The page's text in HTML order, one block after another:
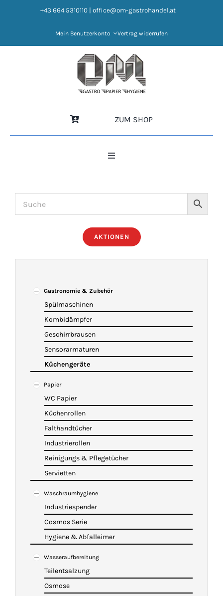
+43 664 5310110 office@om-gastrohandel.at
Mein Benutzerkonto Vertrag widerrufen
ZUM SHOP
Toggle
NEWS
WARENKORB
AKTIONEN
Gastronomie & Zubehör
Spülmaschinen
Kombidämpfer
Geschirrbrausen
Sensorarmaturen
Küchengeräte
Papier
WC Papier
Küchenrollen
Falthandtücher
Industrierollen
Reinigungs & Pflegetücher
Servietten
Waschraumhygiene
Industriespender
Cosmos Serie
Hygiene & Abfalleimer
Wasseraufbereitung
Teilentsalzung
Osmose